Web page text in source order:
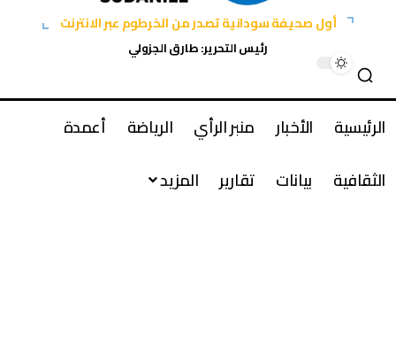
أول صحيفة سودانية تصدر من الخرطوم عبر الانترنت
رئيس التحرير: طارق الجزولي
الرئيسية الأخبار منبر الرأي الرياضة
أعمدة
الثقافية
بيانات تقارير المزيد